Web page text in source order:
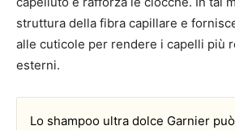
struttura della fibra capillare e
alle cuticole per rendere i capelli più
esterni.
Lo shampoo ultra dolce Garnier